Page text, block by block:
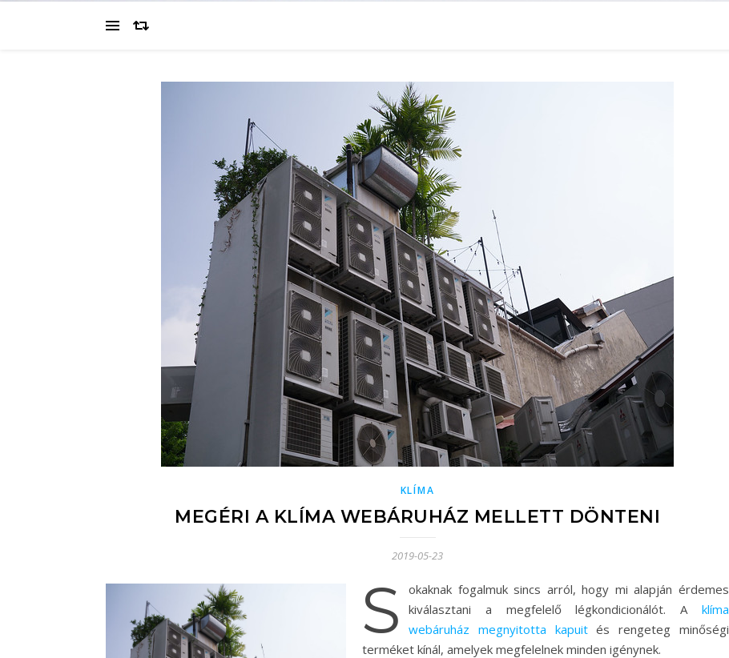
KLÍMA
MEGÉRI A KLÍMA WEBÁRUHÁZ MELLETT DÖNTENI
2019-05-23
S
okaknak fogalmuk sincs arról, hogy mi alapján érdemes
kiválasztani a megfelelő légkondicionálót. A klíma
webáruház megnyitotta kapuités rengeteg minőségi
terméket kínál, amelyek megfelelnek minden igénynek.